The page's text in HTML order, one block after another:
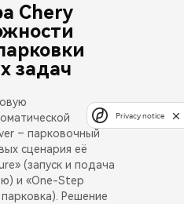
Chery
задач
– парковочный
сценария её
(запуск и подача
и «One-Step
Решение
Privacy notice